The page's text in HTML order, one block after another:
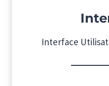
Interface